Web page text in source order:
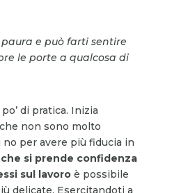
e può farti sentire
le porte a qualcosa di
di pratica. Inizia
non sono molto
per avere più fiducia in
che si prende confidenza
sul lavoro è possibile
delicate. Esercitandoti a